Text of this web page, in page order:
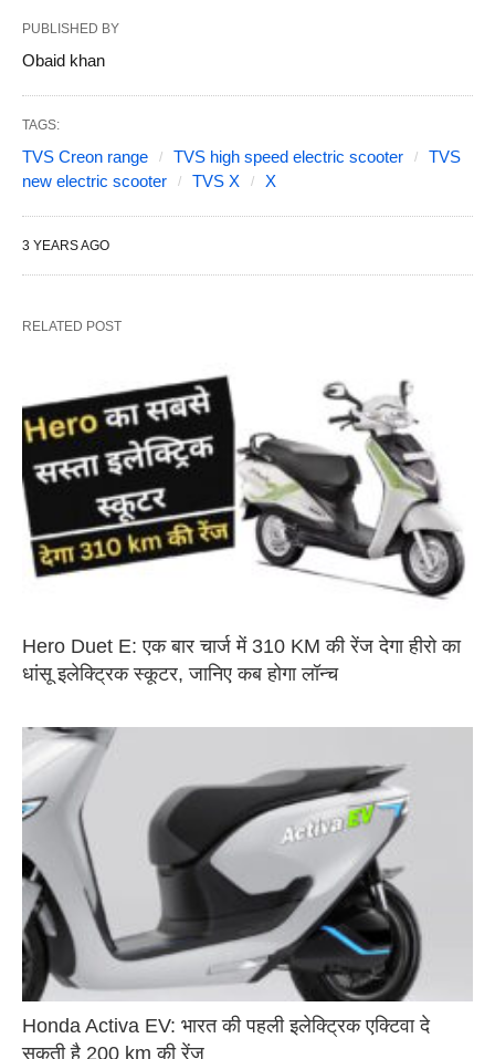
PUBLISHED BY
Obaid khan
TAGS:
TVS Creon range TVS high speed electric scooter
TVS
new electric scooter
TVS X X
3 YEARS AGO
RELATED POST
Hero Duet E: एक बार चार्ज में 310 KM की रेंज देगा हीरो का
धांसू इलेक्ट्रिक स्कूटर, जानिए कब होगा लॉन्च
Honda Activa EV: भारत की पहली इलेक्ट्रिक एक्टिवा दे
सकती है 200 km की रेंज